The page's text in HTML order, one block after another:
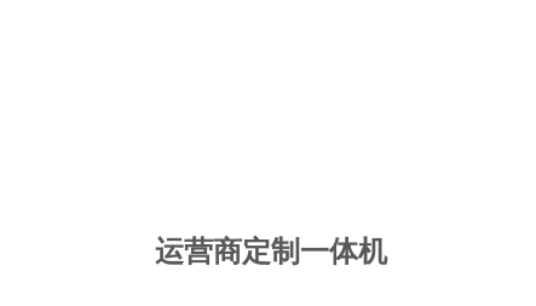
运营商定制一体机